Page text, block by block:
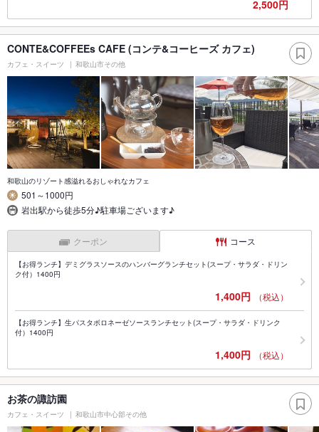
2,500円
CONTE&COFFEEs CAFE (コンテ&コーヒーズ カフェ)
カフェ・スイーツ 和歌山市その他
和歌山のリゾート感溢れるおしゃれなカフェ
501～1000円
岩出駅から徒歩5分♪駐車場ございます♪
クーポン コース
【お得ランチ】デミグラスソースのハンバーグランチセット(スープ・サラダ・ドリン
ク付）1400円
1,400円 （税込）
【お得ランチ】生パスタボロネーゼソースランチセット(スープ・サラダ・ドリンク
付）1400円
1,400円 （税込）
お茶の諏訪園
カフェ・スイーツ 和歌山市中心部その他